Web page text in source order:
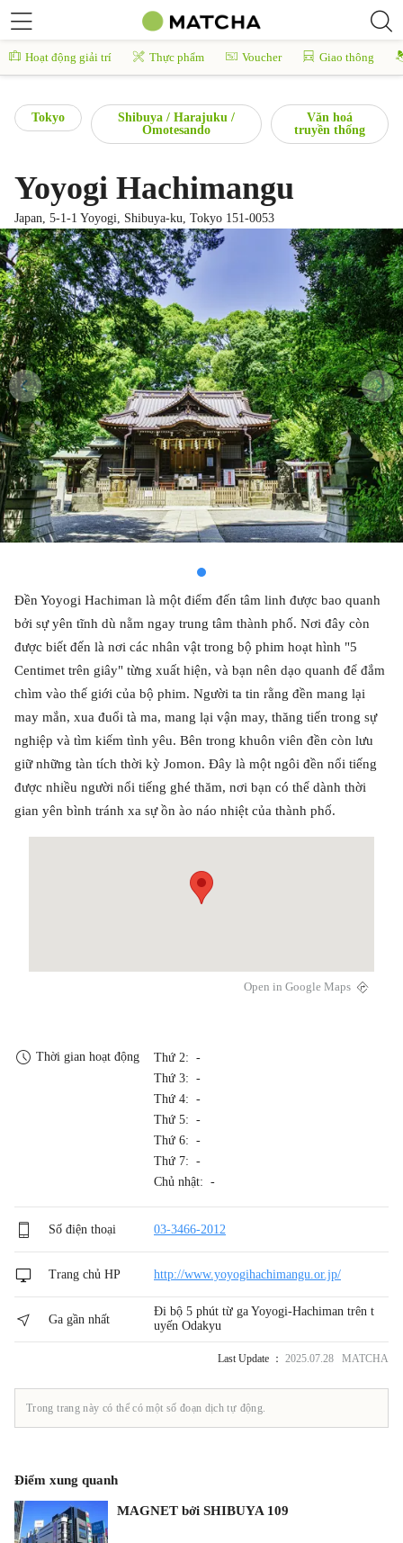
Hoạt động giải trí Thực phẩm Voucher Giao thông
Tokyo
Shibuya / Harajuku /
Omotesando
Văn hoá
truyền thống
Yoyogi Hachimangu
Japan, 5-1-1 Yoyogi, Shibuya-ku, Tokyo 151-0053
Đền Yoyogi Hachiman là một điểm đến tâm linh được bao quanh
bởi sự yên tĩnh dù nằm ngay trung tâm thành phố. Nơi đây còn
được biết đến là nơi các nhân vật trong bộ phim hoạt hình "5
Centimet trên giây" từng xuất hiện, và bạn nên dạo quanh để đắm
chìm vào thế giới của bộ phim. Người ta tin rằng đền mang lại
may mắn, xua đuổi tà ma, mang lại vận may, thăng tiến trong sự
nghiệp và tìm kiếm tình yêu. Bên trong khuôn viên đền còn lưu
giữ những tàn tích thời kỳ Jomon. Đây là một ngôi đền nổi tiếng
được nhiều người nổi tiếng ghé thăm, nơi bạn có thể dành thời
gian yên bình tránh xa sự ồn ào náo nhiệt của thành phố.
Open in Google Maps
Thời gian hoạt động
Thứ 2: -
Thứ 3: -
Thứ 4: -
Thứ 5: -
Thứ 6: -
Thứ 7: -
Chủ nhật: -
Số điện thoại 03-3466-2012
Trang chủ HP http://www.yoyogihachimangu.or.jp/
Ga gần nhất
Đi bộ 5 phút từ ga Yoyogi-Hachiman trên t
uyến Odakyu
Last Update ： 2025.07.28 MATCHA
Trong trang này có thể có một số đoạn dịch tự động.
Điểm xung quanh
MAGNET bởi SHIBUYA 109